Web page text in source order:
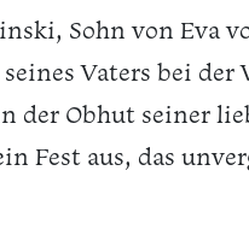
Sohn von Eva
Vaters bei der
der Obhut seiner
Fest aus, das